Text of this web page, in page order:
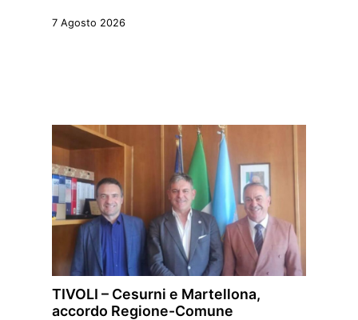
7 Agosto 2026
TIVOLI – Cesurni e Martellona,
accordo Regione-Comune